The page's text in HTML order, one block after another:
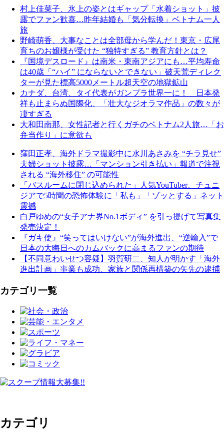
村上佳菜子、氷上の姿とはギャップ「水着ショット」披
露でファン歓喜…昨年結婚も「気分転換」ベトナム一人
旅
野崎萌香、大事なことは全部母から学んだ！東京・広尾
育ちのお嬢様が受けた “独特すぎる” 教育方針とは？
『国境デスロード』は南米・東南アジアにも…平均寿命
は40歳「“ハイ” にならないとできない」破天荒ディレク
ターが見た標高5000メートル超天空の地獄鉱山
カナダ、台湾、タイ代表がガンプラ世界一に！ 日本発
祥も止まらぬ国際化、「壮大なジオラマ作品」の数々が
凄すぎる
大和田南那、女性記者と行くガチのベトナム2人旅…「お
弁当作り」に意欲も
窪田正孝、海外ドラマ撮影中に水川あさみを “チラ見せ”
夫婦ショット披露…「マンション引き払い」報道で注視
される “海外移住” の可能性
「バスルームに閉じ込められた」人気YouTuber、チュニ
ジアで5時間の恐怖体験に「私も」「ゾッとする」ネット
震撼
白戸ゆめの“女子アナ界No.1ボディ” を引っ提げて写真集
発売決定！
『ガキ使』“笑ってはいけない”が海外進出、“逆輸入”で
日本の大晦日へのカムバックに高まるファンの期待
【不同意わいせつ容疑】羽賀研二、知人が明かす「海外
進出計画」事業も成功、家族と関係再構築の矢先の逮捕
カテゴリ一覧
カテゴリ